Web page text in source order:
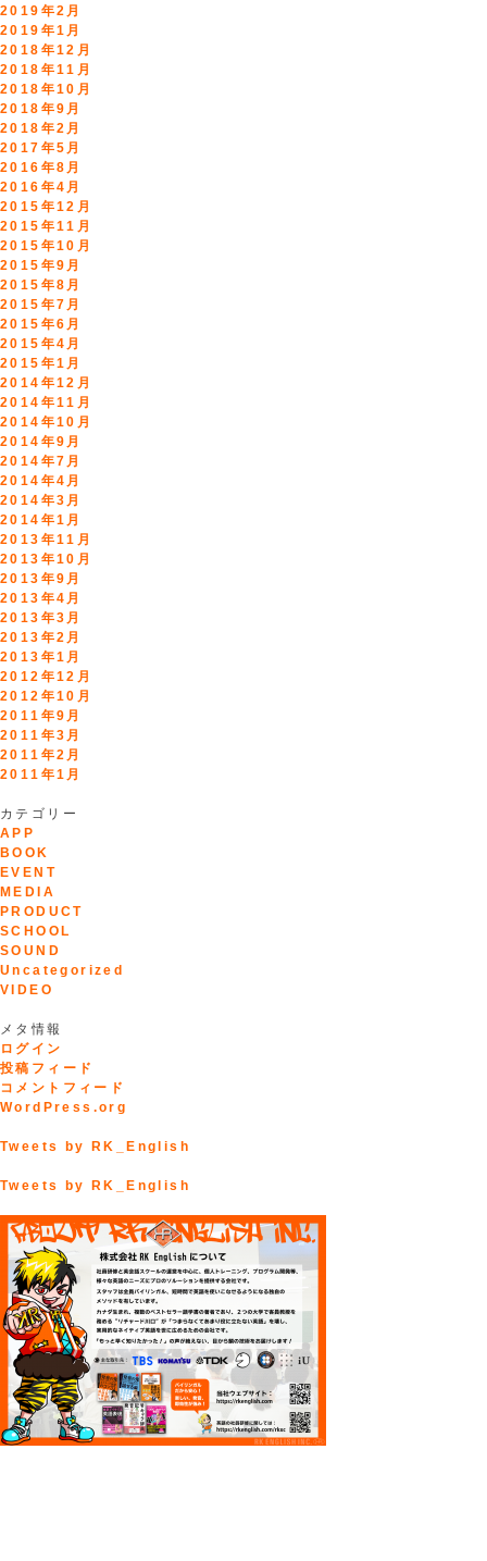
2019年2月
2019年1月
2018年12月
2018年11月
2018年10月
2018年9月
2018年2月
2017年5月
2016年8月
2016年4月
2015年12月
2015年11月
2015年10月
2015年9月
2015年8月
2015年7月
2015年6月
2015年4月
2015年1月
2014年12月
2014年11月
2014年10月
2014年9月
2014年7月
2014年4月
2014年3月
2014年1月
2013年11月
2013年10月
2013年9月
2013年4月
2013年3月
2013年2月
2013年1月
2012年12月
2012年10月
2011年9月
2011年3月
2011年2月
2011年1月
カテゴリー
APP
BOOK
EVENT
MEDIA
PRODUCT
SCHOOL
SOUND
Uncategorized
VIDEO
メタ情報
ログイン
投稿フィード
コメントフィード
WordPress.org
Tweets by RK_English
Tweets by RK_English